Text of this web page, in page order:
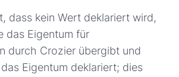
dass kein Wert deklariert wird,
das Eigentum für
durch Crozier übergibt und
Eigentum deklariert; dies